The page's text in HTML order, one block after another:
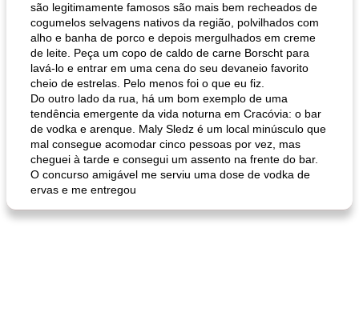
são legitimamente famosos são mais bem recheados de
cogumelos selvagens nativos da região, polvilhados com
alho e banha de porco e depois mergulhados em creme
de leite. Peça um copo de caldo de carne Borscht para
lavá-lo e entrar em uma cena do seu devaneio favorito
cheio de estrelas. Pelo menos foi o que eu fiz.
Do outro lado da rua, há um bom exemplo de uma
tendência emergente da vida noturna em Cracóvia: o bar
de vodka e arenque. Maly Sledz é um local minúsculo que
mal consegue acomodar cinco pessoas por vez, mas
cheguei à tarde e consegui um assento na frente do bar.
O concurso amigável me serviu uma dose de vodka de
ervas e me entregou